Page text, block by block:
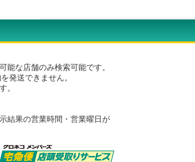
な店舗のみ検索可能です。
送できません。
。
結果の営業時間・営業曜日が